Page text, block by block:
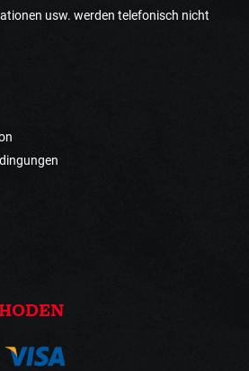
usw. werden telefonisch nicht